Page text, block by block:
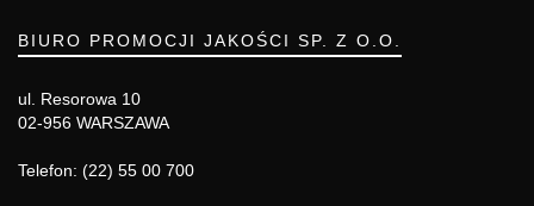
BIURO PROMOCJI JAKOŚCI SP. Z O.O.
ul. Resorowa 10
02-956 WARSZAWA
Telefon: (22) 55 00 700